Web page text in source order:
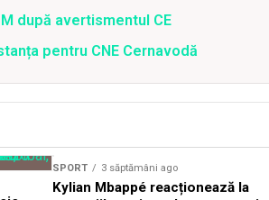
după avertismentul CE
pentru CNE Cernavodă
SPORT 3 săptămâni ago
Kylian Mbappé reacționează la